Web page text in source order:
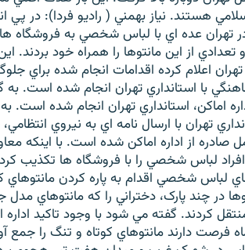
هستند. نياز بهمني ( راديو فردا): در پي
تهران عده اي با لباس شخصي به
از اين مانتوها را همراه خود
تهران اعلام کرده اقدامات انجام شده براي
با استانداري تهران انجام شده است.
اماکن، استانداري تهران انجام شده
تهران با ارسال نامه اي به نيروي
صادره از اداره اماکن شده است. با اينکه
افراد لباس شخصي را با فروشگاه ها تکذيب
لباس شخصي اقدام به پاره کردن مانتوهاي
در چند پارک، دختراني را که مانتوهاي مدل
کردند. گفته مي شود با وجود تاکيد اداره
فرصت دارند مانتوهاي کوتاه و تنگ را